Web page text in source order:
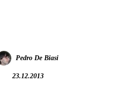
Pedro De Biasi
23.12.2013